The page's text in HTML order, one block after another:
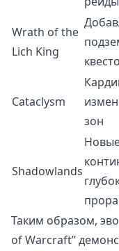
Wrath of the
Lich King
Cataclysm
зон
Shadowlands
Таким образом,
of Warcraft”